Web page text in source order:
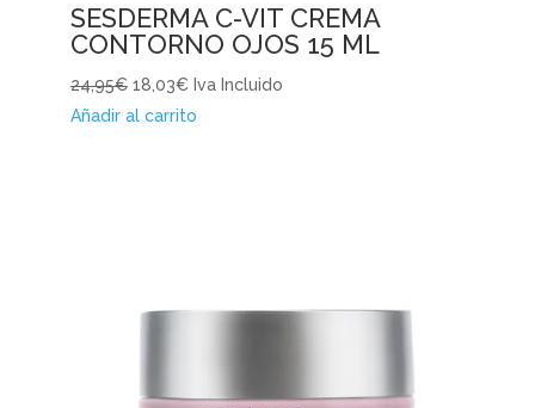
SESDERMA C-VIT CREMA
CONTORNO OJOS 15 ML
24,95€ 18,03€ Iva Incluido
Añadir al carrito